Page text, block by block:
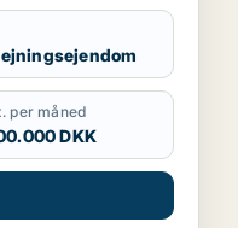
per måned
DKK